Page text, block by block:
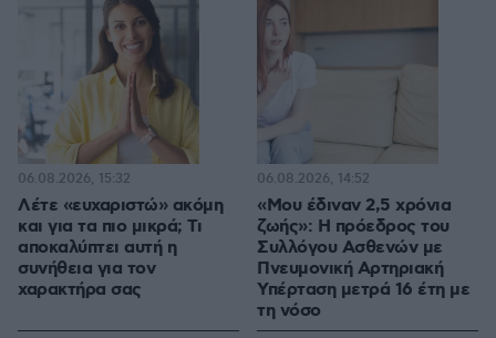
Λέτε «ευχαριστώ» ακόμη
και για τα πιο μικρά; Τι
αποκαλύπτει αυτή η
συνήθεια για τον
χαρακτήρα σας
06.08.2026, 15:32
«Μου έδιναν 2,5 χρόνια
ζωής»: Η πρόεδρος του
Συλλόγου Ασθενών με
Πνευμονική Αρτηριακή
Υπέρταση μετρά 16 έτη με
τη νόσο
06.08.2026, 14:52